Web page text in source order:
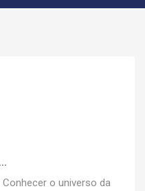
Conhecer o universo da